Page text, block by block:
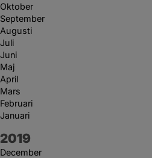
Oktober
September
Augusti
Juli
Juni
Maj
April
Mars
Februari
Januari
År:
2019
December